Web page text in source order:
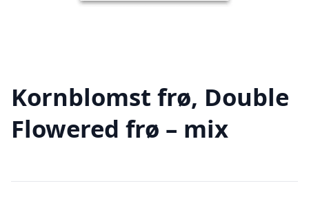
Kornblomst frø, Double
Flowered frø – mix